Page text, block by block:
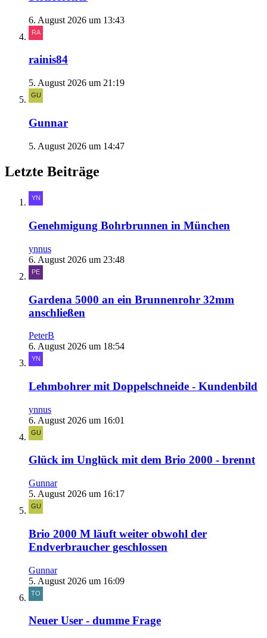
6. August 2026 um 13:43
rainis84
5. August 2026 um 21:19
Gunnar
5. August 2026 um 14:47
Letzte Beiträge
Genehmigung Bohrbrunnen in München
ynnus
6. August 2026 um 23:48
Gardena 5000 an ein Brunnenrohr 32mm
anschließen
PeterB
6. August 2026 um 18:54
Lehmbohrer mit Doppelschneide - Kundenbild
ynnus
6. August 2026 um 16:01
Glück im Unglück mit dem Brio 2000 - brennt
Gunnar
5. August 2026 um 16:17
Brio 2000 M läuft weiter obwohl der
Endverbraucher geschlossen
Gunnar
5. August 2026 um 16:09
Neuer User - dumme Frage